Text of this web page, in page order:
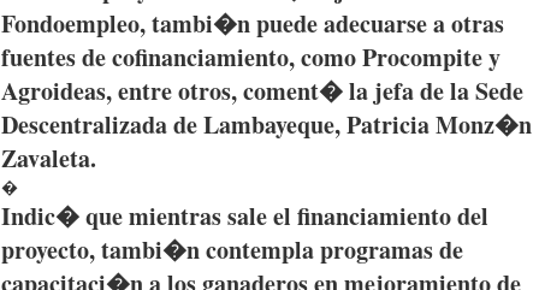
Fondoempleo,tambi�npuedeadecuarseaotras
fuentesdecofinanciamiento,comoProcompitey
Agroideas,entreotros,coment�la jefade laSede
DescentralizadadeLambayeque, PatriciaMonz�n
Zavaleta.
�
Indic�quemientrassale el financiamientodel
proyecto,tambi�ncontemplaprogramasde
capacitaci�na losganaderosenmejoramientode